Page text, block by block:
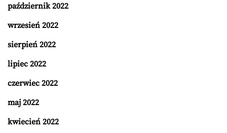
październik 2022
wrzesień 2022
sierpień 2022
lipiec 2022
czerwiec 2022
maj 2022
kwiecień 2022